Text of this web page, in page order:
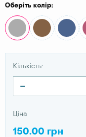
Оберіть колір:
Кількість:
Ціна
150.00 грн